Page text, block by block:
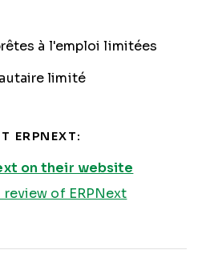
à l'emploi limitées
limité
ERPNEXT:
on their website
review of ERPNext